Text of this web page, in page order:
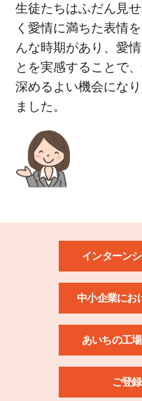
生徒たちはふだん見
く愛情に満ちた表情
んな時期があり、愛
とを実感することで
深めるよい機会にな
ました。
インターン
中小企業にお
あいちの工
ご登